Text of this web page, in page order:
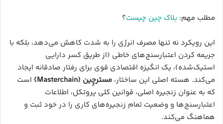
مطلب مهم: بلاک چین چیست؟
این رویکرد نه تنها مصرف انرژی را به شدت کاهش می‌دهد، بلکه با
جریمه کردن اعتبارسنج‌های خاطی (از طریق کسر دارایی
استیک‌شده)، یک انگیزه اقتصادی قوی برای رفتار صادقانه ایجاد
می‌کند. هسته اصلی این ساختار، مسترچِین (Masterchain)
است
که به عنوان زنجیره اصلی، قوانین کلی پروتکل، اطلاعات
اعتبارسنج‌ها و وضعیت تمام زنجیره‌های کاری را در خود ثبت و
هماهنگ می‌کند.